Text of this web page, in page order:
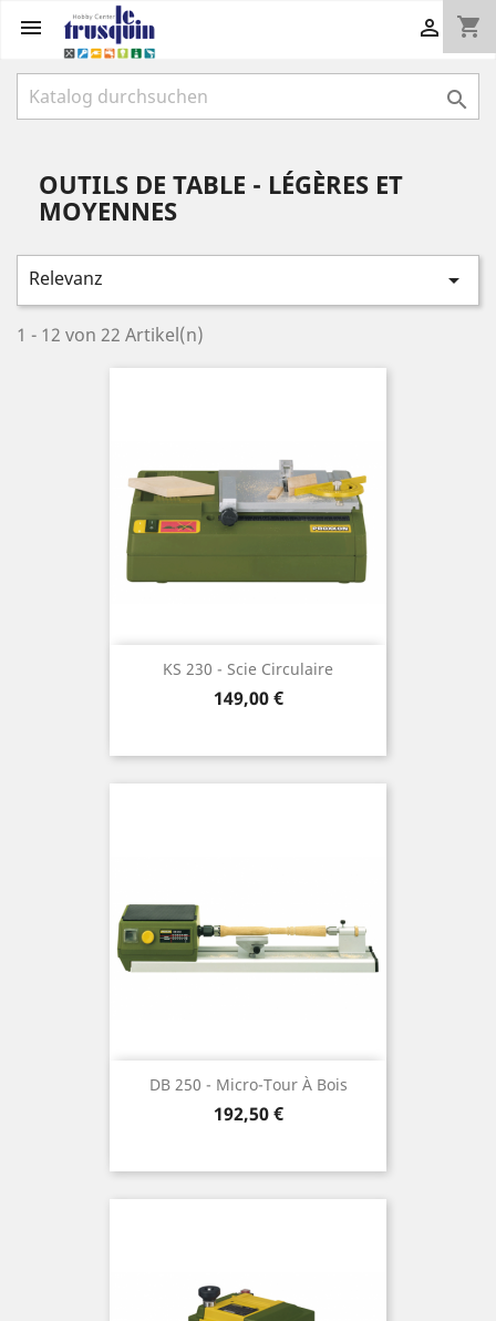
 shopping_cart


OUTILS DE TABLE - LÉGÈRES ET
MOYENNES
Relevanz 
1 - 12 von 22 Artikel(n)
KS 230 - Scie Circulaire
Preis
149,00 €
DB 250 - Micro-Tour À Bois
Preis
192,50 €